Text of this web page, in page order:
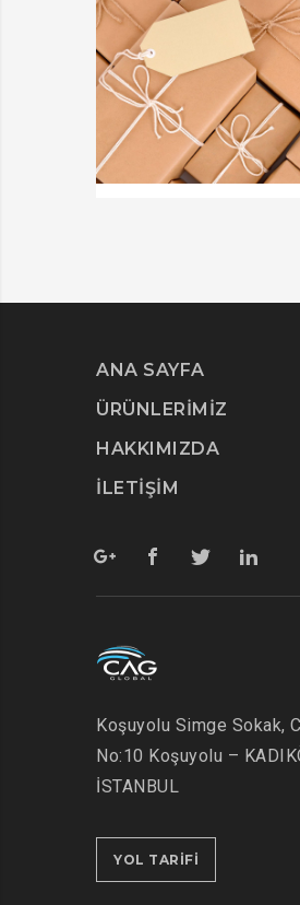
ANA SAYFA
ÜRÜNLERİMİZ
HAKKIMIZDA
İLETİŞİM
Koşuyolu Simge Sokak,
No:10 Koşuyolu –
İSTANBUL
YOL TARİFİ